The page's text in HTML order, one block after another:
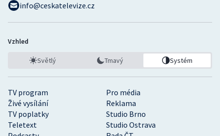
TV program
Pro média
Živé vysílání
Reklama
TV poplatky
Studio Brno
Teletext
Studio Ostrava
info@ceskatelevize.cz
Vzhled
Světlý Tmavý Systém